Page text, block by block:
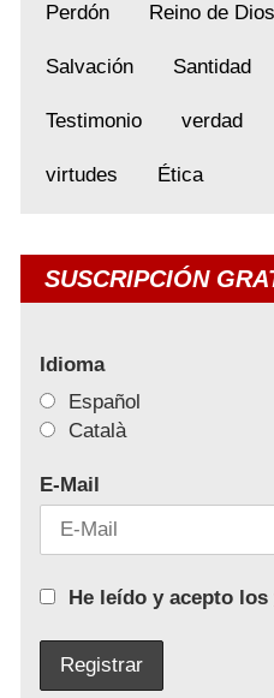
Perdón Reino de Dios
Salvación Santidad
Testimonio verdad
virtudes Ética
SUSCRIPCIÓN
Idioma
Español
Català
E-Mail
He leído y acepto los